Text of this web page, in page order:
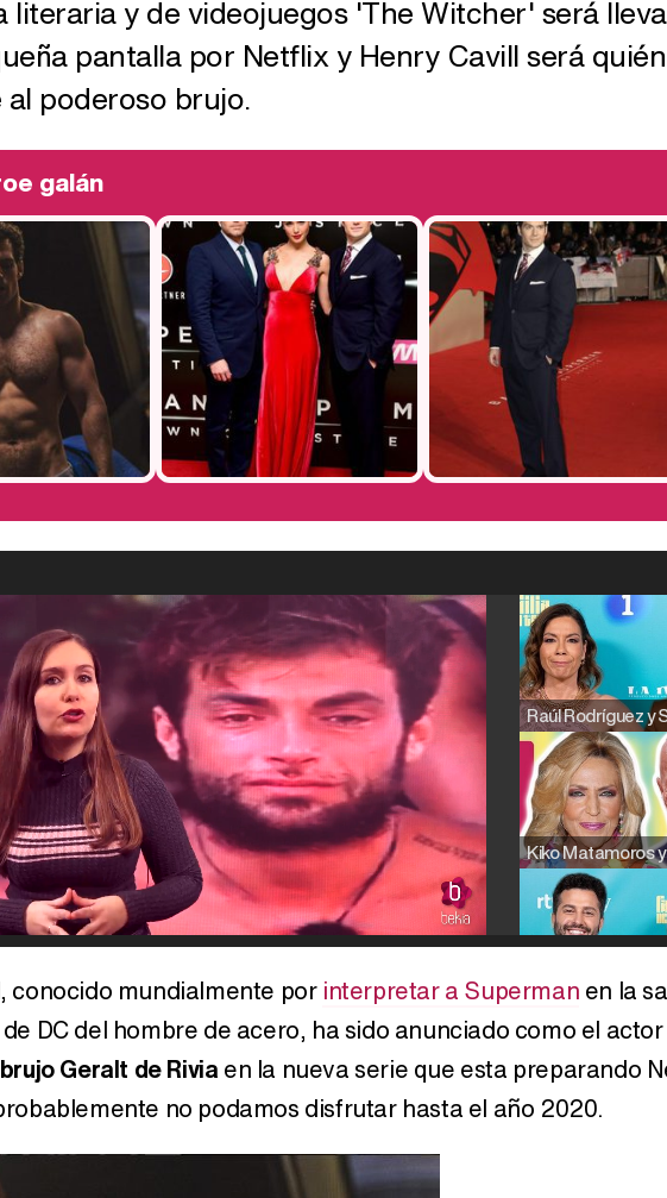
literaria y de videojuegos 'The Witcher' será
pantalla por Netflix y Henry Cavill será quién
poderoso brujo.
galán
conocido mundialmente por interpretar a Superman en la
DC del hombre de acero, ha sido anunciado como el
Geralt de Rivia en la nueva serie que esta preparando
no podamos disfrutar hasta el año 2020.